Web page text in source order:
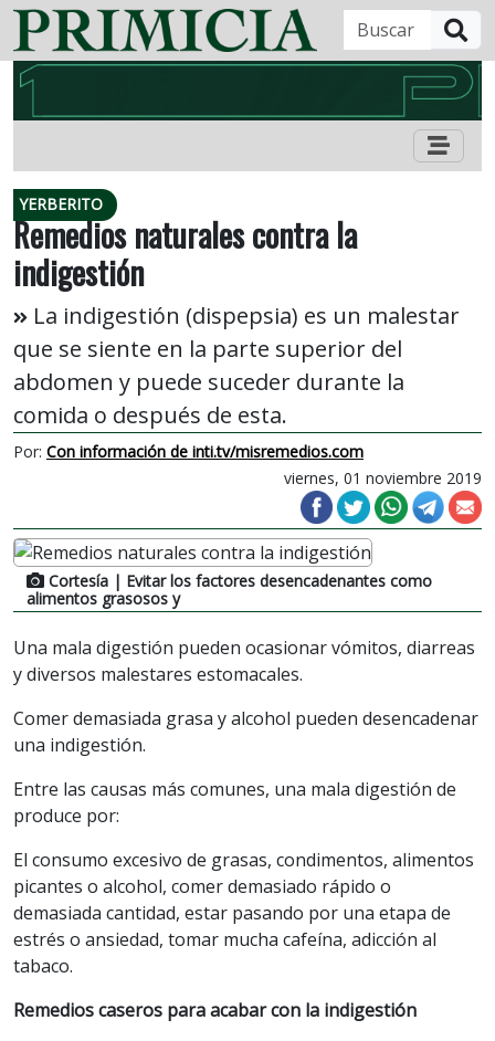
YERBERITO
Remedios naturales contra la
indigestión
La indigestión (dispepsia) es un malestar
que se siente en la parte superior del
abdomen y puede suceder durante la
comida o después de esta.
Por: Con información de inti.tv/misremedios.com
viernes, 01 noviembre 2019
Cortesía | Evitar los factores desencadenantes como
alimentos grasosos y
Una mala digestión pueden ocasionar vómitos, diarreas
y diversos malestares estomacales.
Comer demasiada grasa y alcohol pueden desencadenar
una indigestión.
Entre las causas más comunes, una mala digestión de
produce por:
El consumo excesivo de grasas, condimentos, alimentos
picantes o alcohol, comer demasiado rápido o
demasiada cantidad, estar pasando por una etapa de
estrés o ansiedad, tomar mucha cafeína, adicción al
tabaco.
Remedios caseros para acabar con la indigestión